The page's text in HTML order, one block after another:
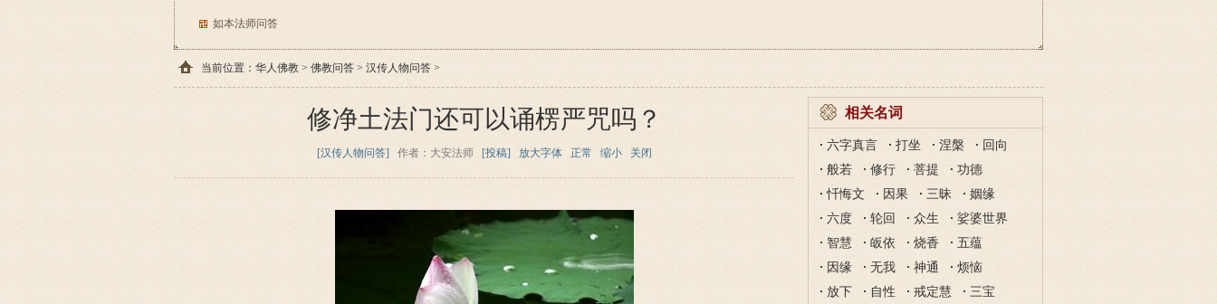
如本法师问答
当前位置： 华人佛教 > 佛教问答 > 汉传人物问答 >
修净土法门还可以诵楞严咒吗？
[汉传人物问答] 作者：大安法师 [投稿] 放大字体 正常 缩小 关闭
相关名词
六字真言 打坐 涅槃
回向
般若
修行 菩提
功德
忏悔文
因果 三昧
姻缘
六度
轮回 众生
娑婆世界
智慧
皈依 烧香
五蕴
因缘
无我 神通
烦恼
放下
自性 戒定慧
三宝